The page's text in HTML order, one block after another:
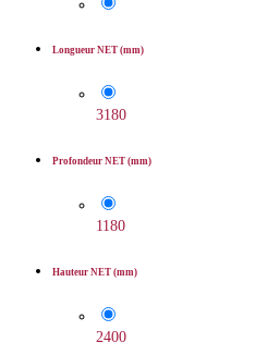
Longueur NET (mm)
3180
Profondeur NET (mm)
1180
Hauteur NET (mm)
2400